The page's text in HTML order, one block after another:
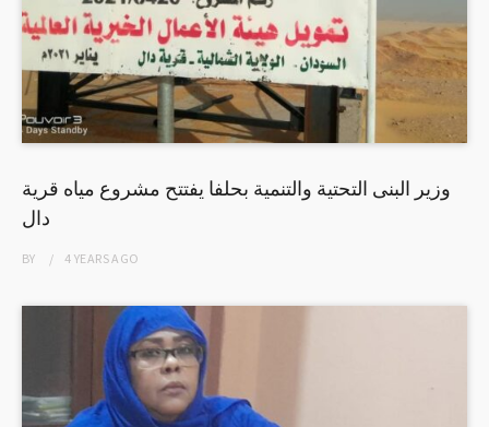
وزير البنى التحتية والتنمية بحلفا يفتتح مشروع مياه قرية
دال
BY 4 YEARSAGO